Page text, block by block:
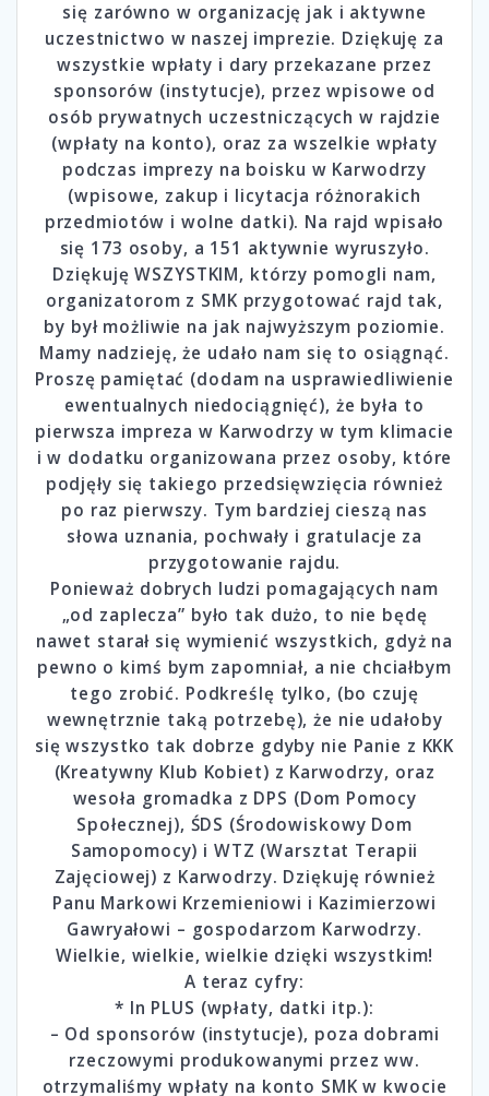
się zarówno w organizację jak i aktywne
uczestnictwo w naszej imprezie. Dziękuję za
wszystkie wpłaty i dary przekazane przez
sponsorów (instytucje), przez wpisowe od
osób prywatnych uczestniczących w rajdzie
(wpłaty na konto), oraz za wszelkie wpłaty
podczas imprezy na boisku w Karwodrzy
(wpisowe, zakup i licytacja różnorakich
przedmiotów i wolne datki). Na rajd wpisało
się 173 osoby, a 151 aktywnie wyruszyło.
Dziękuję WSZYSTKIM, którzy pomogli nam,
organizatorom z SMK przygotować rajd tak,
by był możliwie na jak najwyższym poziomie.
Mamy nadzieję, że udało nam się to osiągnąć.
Proszę pamiętać (dodam na usprawiedliwienie
ewentualnych niedociągnięć), że była to
pierwsza impreza w Karwodrzy w tym klimacie
i w dodatku organizowana przez osoby, które
podjęły się takiego przedsięwzięcia również
po raz pierwszy. Tym bardziej cieszą nas
słowa uznania, pochwały i gratulacje za
przygotowanie rajdu.
Ponieważ dobrych ludzi pomagających nam
„od zaplecza” było tak dużo, to nie będę
nawet starał się wymienić wszystkich, gdyż na
pewno o kimś bym zapomniał, a nie chciałbym
tego zrobić. Podkreślę tylko, (bo czuję
wewnętrznie taką potrzebę), że nie udałoby
się wszystko tak dobrze gdyby nie Panie z KKK
(Kreatywny Klub Kobiet) z Karwodrzy, oraz
wesoła gromadka z DPS (Dom Pomocy
Społecznej), ŚDS (Środowiskowy Dom
Samopomocy) i WTZ (Warsztat Terapii
Zajęciowej) z Karwodrzy. Dziękuję również
Panu Markowi Krzemieniowi i Kazimierzowi
Gawryałowi – gospodarzom Karwodrzy.
Wielkie, wielkie, wielkie dzięki wszystkim!
A teraz cyfry:
* In PLUS (wpłaty, datki itp.):
– Od sponsorów (instytucje), poza dobrami
rzeczowymi produkowanymi przez ww.
otrzymaliśmy wpłaty na konto SMK w kwocie